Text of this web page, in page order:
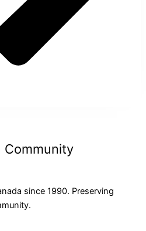
Community
since 1990. Preserving